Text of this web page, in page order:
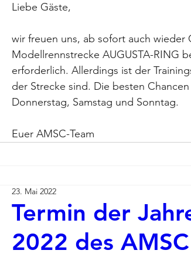
Liebe Gäste,
wir freuen uns, ab sofort auch wieder
Modellrennstrecke AUGUSTA-RING
erforderlich. Allerdings ist der
der Strecke sind. Die besten
Donnerstag, Samstag und Sonntag.
Euer AMSC-Team
Termin der
2022 des
23. Mai 2022